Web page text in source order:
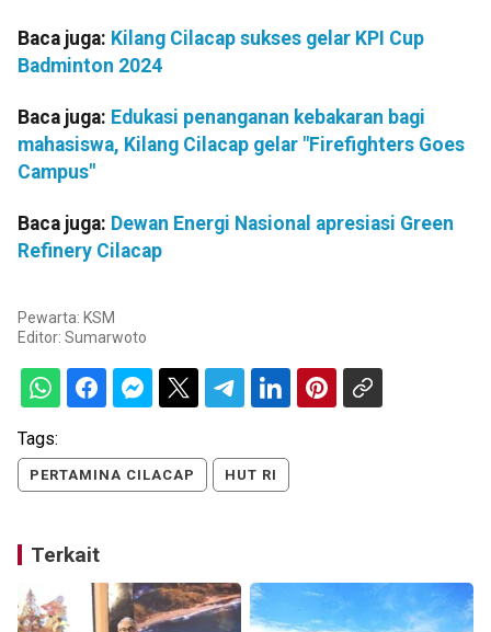
Baca juga: Kilang Cilacap sukses gelar KPI Cup
Badminton 2024
Baca juga: Edukasi penanganan kebakaran bagi
mahasiswa, Kilang Cilacap gelar "Firefighters Goes
Campus"
Baca juga: Dewan Energi Nasional apresiasi Green
Refinery Cilacap
Pewarta: KSM
Editor: Sumarwoto
Tags:
PERTAMINA CILACAP HUT RI
Terkait